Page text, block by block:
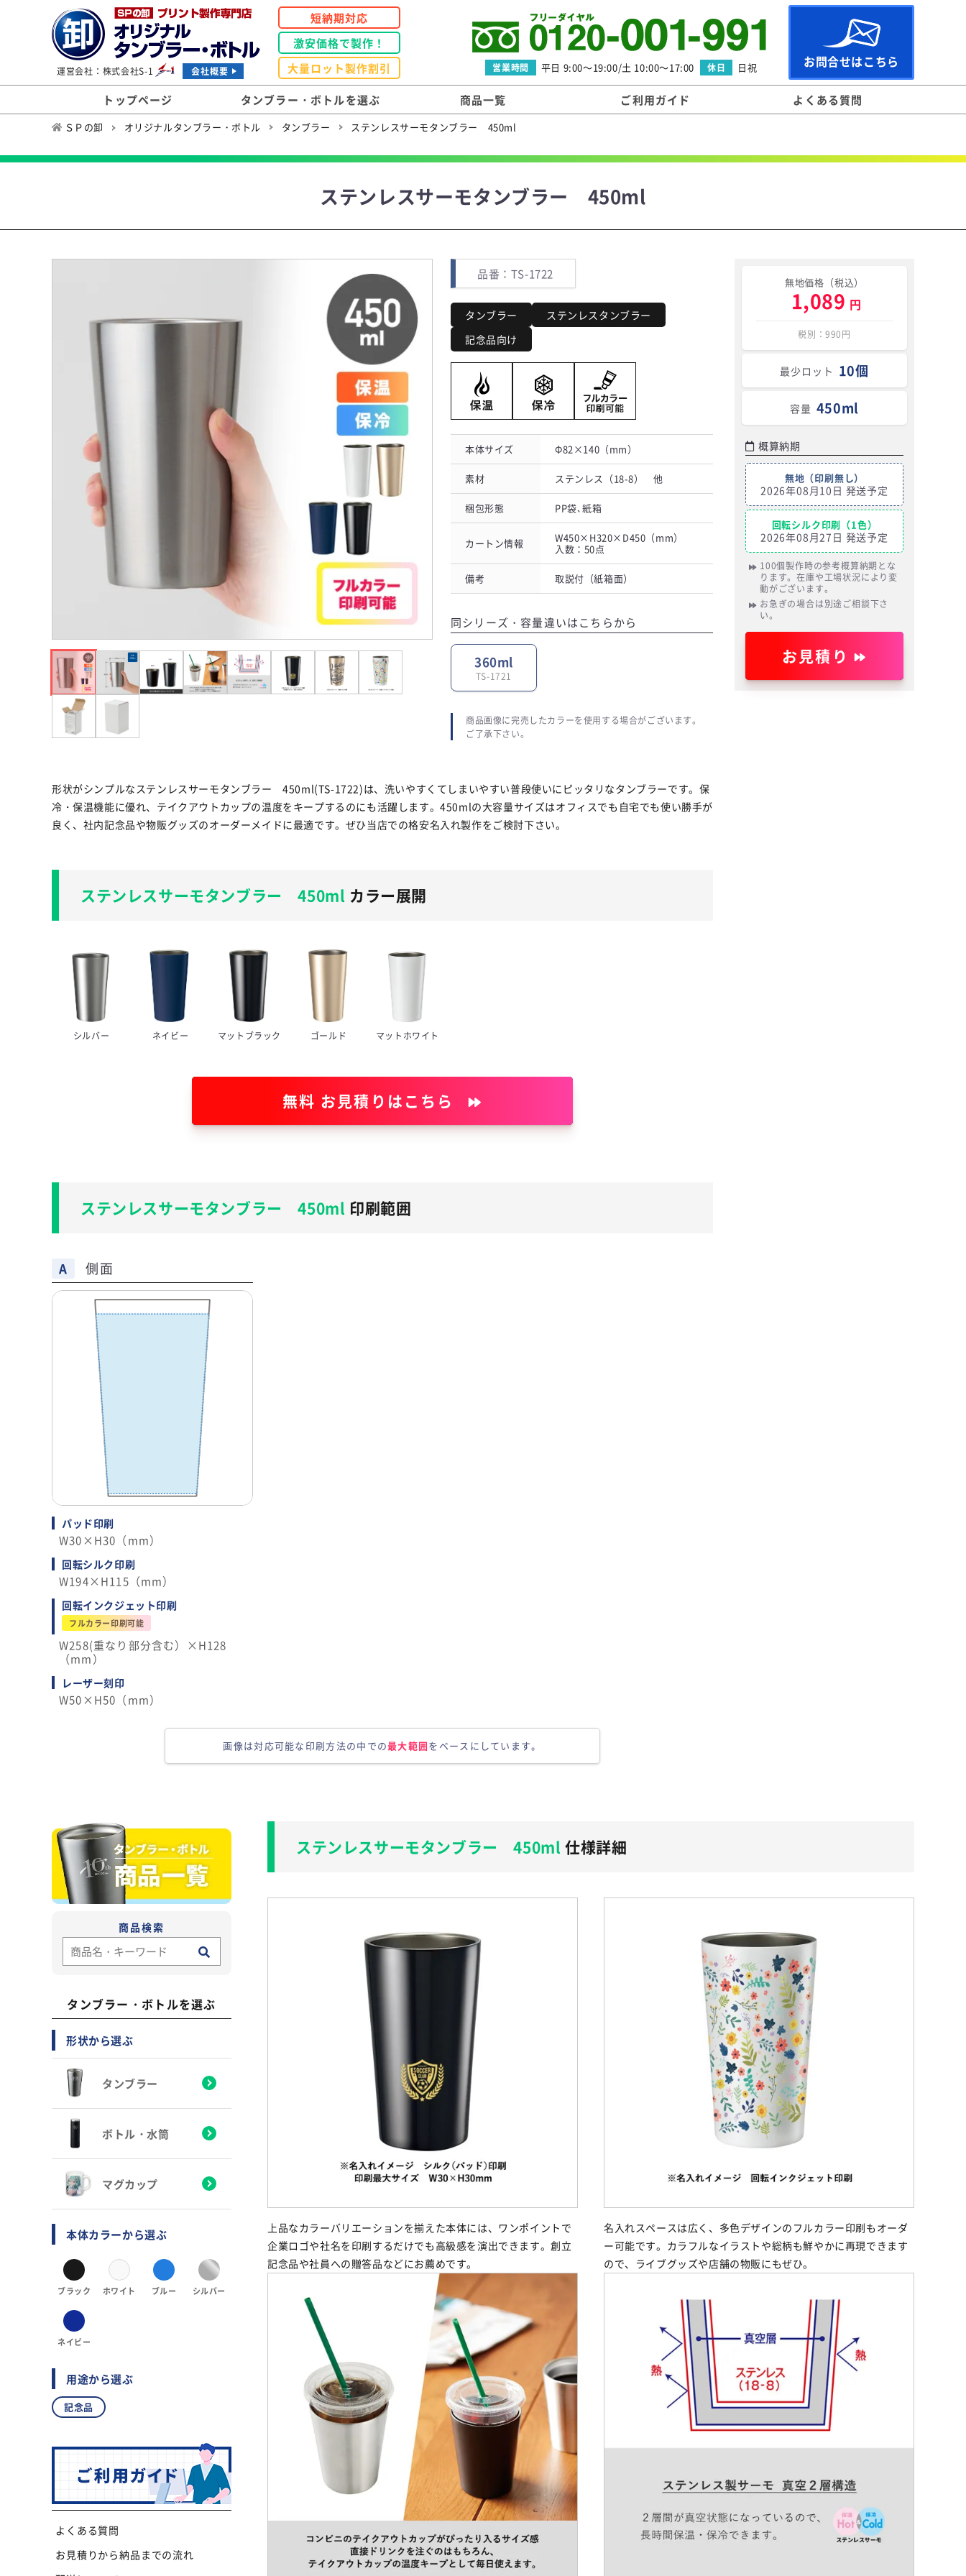
運営会社：株式会社S-1 会社概要
短納期対応
激安価格で製作！
大量ロット製作割引
営業時間 平日 9:00～19:00/土 10:00～17:00 休日 日祝 お問合せはこちら
トップページ タンブラー・ボトルを選ぶ 商品一覧 ご利用ガイド よくある質問
ＳＰの卸 オリジナルタンブラー・ボトル タンブラー ステンレスサーモタンブラー 450ml
ステンレスサーモタンブラー 450ml
品番：TS-1722
タンブラー
ステンレスタンブラー
記念品向け
本体サイズ Φ82×140（mm）
素材 ステンレス（18-8） 他
梱包形態 PP袋､紙箱
カートン情報
W450×H320×D450（mm）
入数：50点
備考 取説付（紙箱面）
同シリーズ・容量違いはこちらから
360ml
TS-1721
商品画像に完売したカラーを使用する場合がございます。
ご了承下さい。
形状がシンプルなステンレスサーモタンブラー 450ml(TS-1722)は、洗いやすくてしまいやすい普段使いにピッタリなタンブラーです。保
冷・保温機能に優れ、テイクアウトカップの温度をキープするのにも活躍します。450mlの大容量サイズはオフィスでも自宅でも使い勝手が
良く、社内記念品や物販グッズのオーダーメイドに最適です。ぜひ当店での格安名入れ製作をご検討下さい。
ステンレスサーモタンブラー 450ml カラー展開
シルバー ネイビー マットブラック ゴールド マットホワイト
無料 お見積りはこちら
ステンレスサーモタンブラー 450ml 印刷範囲
A 側面
パッド印刷
W30×H30（mm）
回転シルク印刷
W194×H115（mm）
回転インクジェット印刷
W258(重なり部分含む）×H128
（mm）
レーザー刻印
W50×H50（mm）
画像は対応可能な印刷方法の中での最大範囲をベースにしています。
無地価格（税込）
1,089 円
税別：990円
最少ロット 10個
容量 450ml
概算納期
無地（印刷無し）
2026年08月10日 発送予定
回転シルク印刷（1色）
2026年08月27日 発送予定
100個製作時の参考概算納期とな
ります。在庫や工場状況により変
動がございます。
お急ぎの場合は別途ご相談下さ
い。
お見積り
ステンレスサーモタンブラー 450ml 仕様詳細
上品なカラーバリエーションを揃えた本体には、ワンポイントで
企業ロゴや社名を印刷するだけでも高級感を演出できます。創立
記念品や社員への贈答品などにお薦めです。
名入れスペースは広く、多色デザインのフルカラー印刷もオーダ
ー可能です。カラフルなイラストや総柄も鮮やかに再現できます
ので、ライブグッズや店舗の物販にもぜひ。
商品検索
タンブラー・ボトルを選ぶ
形状から選ぶ
タンブラー
ボトル・水筒
マグカップ
本体カラーから選ぶ
ブラック ホワイト ブルー シルバー
ネイビー
用途から選ぶ
記念品
よくある質問
お見積りから納品までの流れ